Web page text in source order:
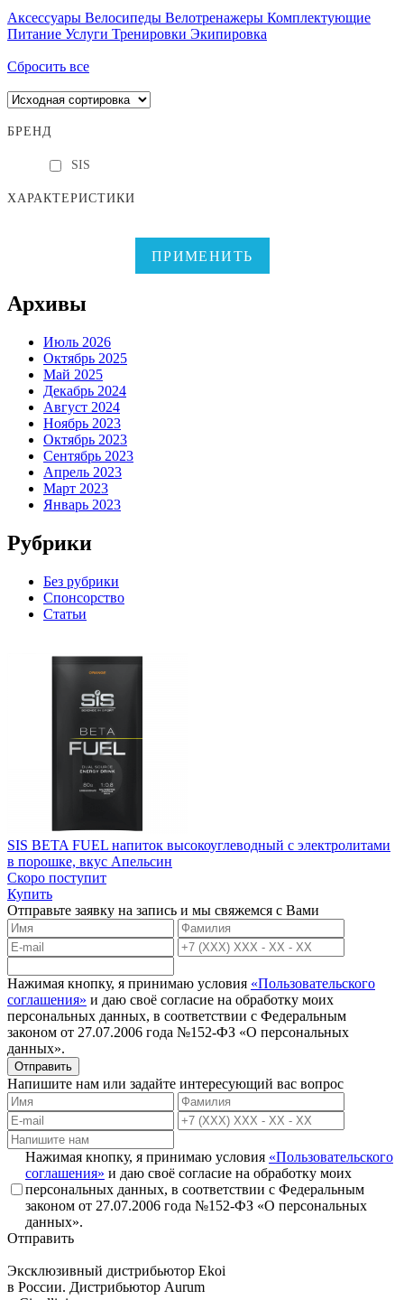
Аксессуары Велосипеды Велотренажеры Комплектующие
Питание Услуги Тренировки Экипировка
Сбросить все
БРЕНД
SIS
ХАРАКТЕРИСТИКИ
ПРИМЕНИТЬ
Архивы
Июль 2026
Октябрь 2025
Май 2025
Декабрь 2024
Август 2024
Ноябрь 2023
Октябрь 2023
Сентябрь 2023
Апрель 2023
Март 2023
Январь 2023
Рубрики
Без рубрики
Спонсорство
Статьи
SIS BETA FUEL напиток высокоуглеводный с электролитами
в порошке, вкус Апельсин
Скоро поступит
Купить
Отправьте заявку на запись и мы свяжемся с Вами
Нажимая кнопку, я принимаю условия «Пользовательского
соглашения» и даю своё согласие на обработку моих
персональных данных, в соответствии с Федеральным
законом от 27.07.2006 года №152-ФЗ «О персональных
данных».
Отправить
Напишите нам или задайте интересующий вас вопрос
Нажимая кнопку, я принимаю условия «Пользовательского
соглашения» и даю своё согласие на обработку моих
персональных данных, в соответствии с Федеральным
законом от 27.07.2006 года №152-ФЗ «О персональных
данных».
Отправить
Эксклюзивный дистрибьютор Ekoi
в России. Дистрибьютор Aurum